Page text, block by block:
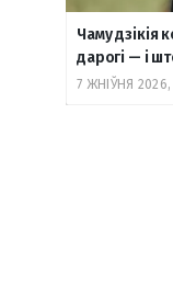
Чаму дзікія
дарогі — і
7 ЖНІЎНЯ 2026,